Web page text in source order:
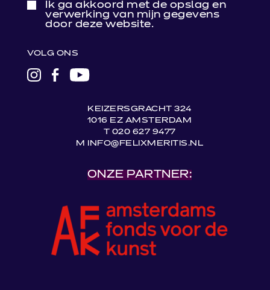
Ik ga akkoord met de opslag en
verwerking van mijn gegevens
door deze website.
VOLG ONS
LINK
LINKLINK
KEIZERSGRACHT 324
1016 EZ AMSTERDAM
T 020 627 9477
M INFO@FELIXMERITIS.NL
ONZE PARTNER: